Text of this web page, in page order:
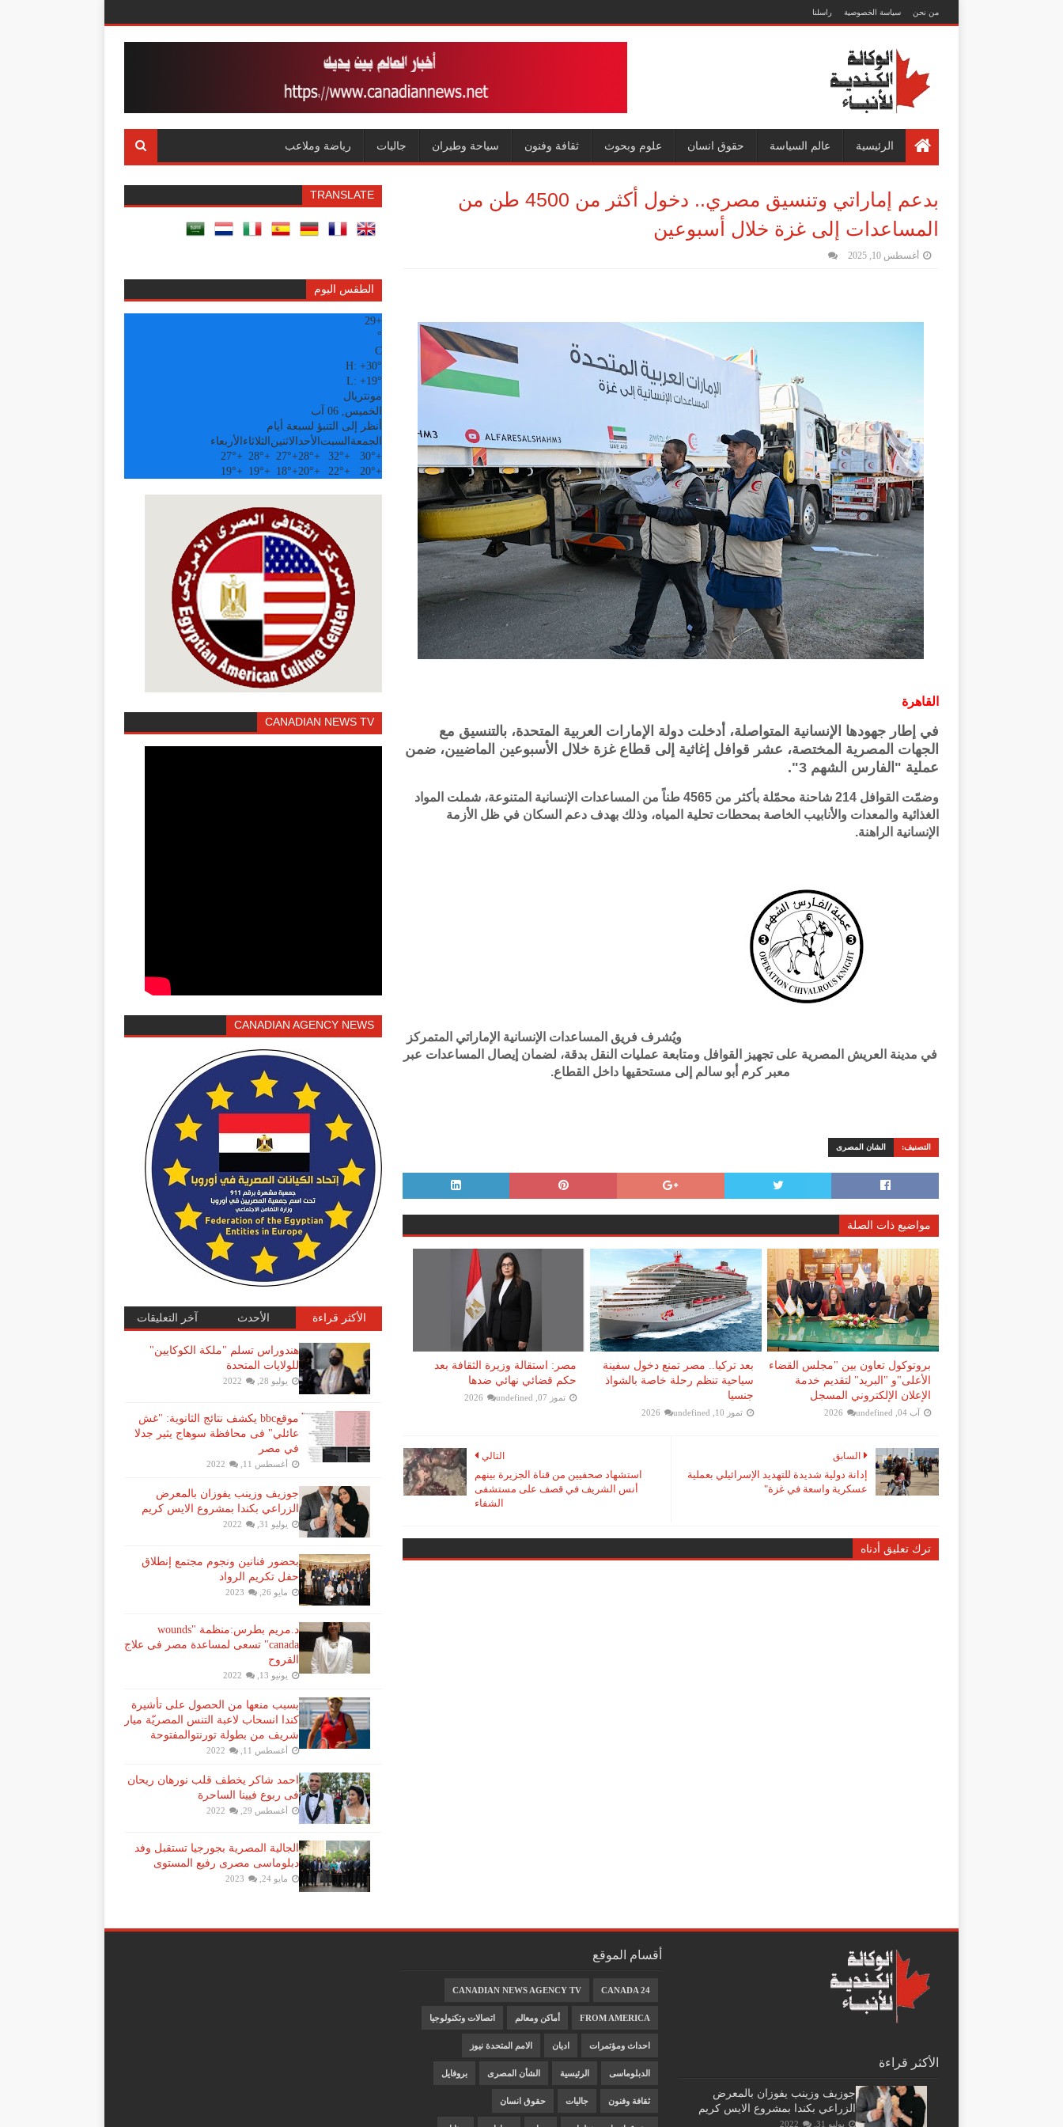
من نحن سياسة الخصوصية راسلنا
الرئيسية عالم السياسة حقوق انسان علوم وبحوث ثقافة وفنون سياحة وطيران جاليات رياضة وملاعب
بدعم إماراتي وتنسيق مصري.. دخول أكثر من 4500 طن من
المساعدات إلى غزة خلال أسبوعين
أغسطس 10, 2025
القاهرة
في إطار جهودها الإنسانية المتواصلة، أدخلت دولة الإمارات العربية المتحدة، بالتنسيق مع
الجهات المصرية المختصة، عشر قوافل إغاثية إلى قطاع غزة خلال الأسبوعين الماضيين، ضمن
عملية "الفارس الشهم 3".
وضمّت القوافل 214 شاحنة محمّلة بأكثر من 4565 طناً من المساعدات الإنسانية المتنوعة، شملت المواد
الغذائية والمعدات والأنابيب الخاصة بمحطات تحلية المياه، وذلك بهدف دعم السكان في ظل الأزمة
الإنسانية الراهنة.
ويُشرف فريق المساعدات الإنسانية الإماراتي المتمركز
في مدينة العريش المصرية على تجهيز القوافل ومتابعة عمليات النقل بدقة، لضمان إيصال المساعدات عبر
معبر كرم أبو سالم إلى مستحقيها داخل القطاع.
التصنيف: الشان المصرى
مواضيع ذات الصلة
بروتوكول تعاون بين "مجلس القضاء
الأعلى"و "البريد" لتقديم خدمة
الإعلان الإلكتروني المسجل
آب 04, 2026 undefined
بعد تركيا.. مصر تمنع دخول سفينة
سياحية تنظم رحلة خاصة بالشواذ
جنسيا
تموز 10, 2026 undefined
مصر: استقالة وزيرة الثقافة بعد
حكم قضائي نهائي ضدها
تموز 07, 2026 undefined
التالي
استشهاد صحفيين من قناة الجزيرة بينهم
أنس الشريف في قصف على مستشفى
الشفاء
السابق
إدانة دولية شديدة للتهديد الإسرائيلي بعملية
عسكرية واسعة في غزة"
ترك تعليق أدناه
TRANSLATE
الطقس اليوم
+
29
°
C
H: +30°
L: +19°
مونتريال
الخميس, 06 آب
أنظر إلى التنبؤ لسبعة أيام
الجمعة السبت الأحد الاثنين الثلاثاء الأربعاء
+
30°
+
32°
+
28°
+
27°
+
28°
+
27°
+
20°
+
22°
+
20°
+
18°
+
19°
+
19°
CANADIAN NEWS TV
CANADIAN AGENCY NEWS
الأكثر قراءة الأحدث آخر التعليقات
هندوراس تسلم "ملكة الكوكايين"
للولايات المتحدة
يوليو 28, 2022
موقعbbc يكشف نتائج الثانوية: "غش
عائلي" فى محافظة سوهاج يثير جدلا
في مصر
أغسطس 11, 2022
جوزيف وزينب يفوزان بالمعرض
الزراعي بكندا بمشروع الايس كريم
يوليو 31, 2022
بحضور فنانين ونجوم مجتمع إنطلاق
حفل تكريم الرواد
مايو 26, 2023
د.مريم بطرس:منظمة "wounds
canada" تسعى لمساعدة مصر فى علاج
القروح
يونيو 13, 2022
بسبب منعها من الحصول على تأشيرة
كندا انسحاب لاعبة ​التنس​ المصريّة ​ميار
شريف​ من بطولة ​تورنتو​المفتوحة
أغسطس 11, 2022
احمد شاكر يخطف قلب نورهان ريحان
فى ربوع فيينا الساحرة
أغسطس 29, 2022
الجالية المصرية بجورجيا تستقبل وفد
دبلوماسى مصرى رفيع المستوى
مايو 24, 2023
الأكثر قراءة
جوزيف وزينب يفوزان بالمعرض
الزراعي بكندا بمشروع الايس كريم
يوليو 31, 2022
أقسام الموقع
CANADA 24
CANADIAN NEWS AGENCY TV
FROM AMERICA أماكن ومعالم اتصالات وتكنولوجيا
احداث ومؤتمرات اديان الامم المتحدة نيوز
الدبلوماسى الرئيسية الشأن المصرى بروفايل
ثقافة وفنون جاليات حقوق انسان